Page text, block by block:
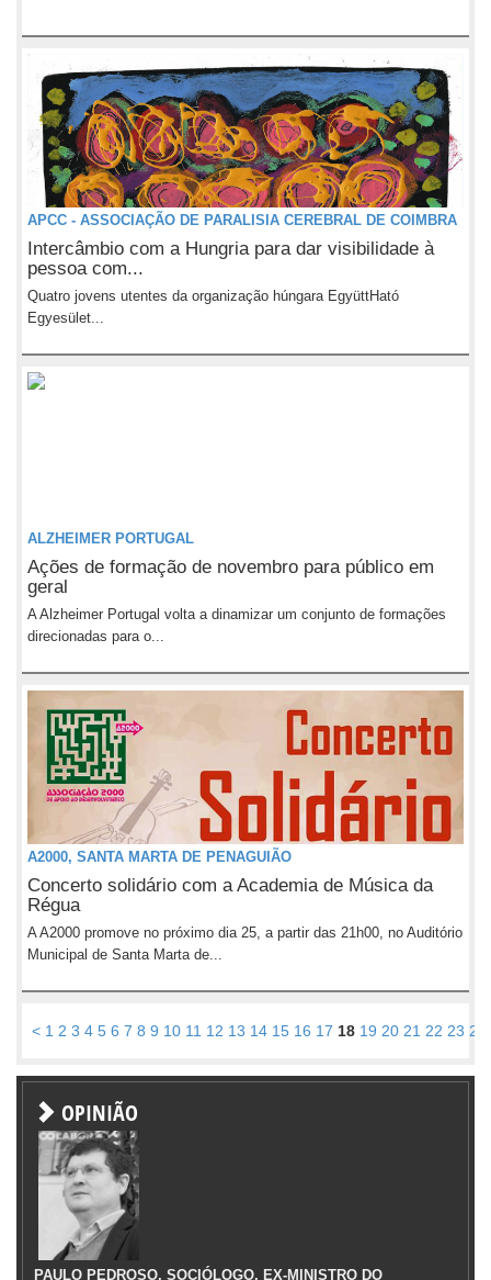
APCC - ASSOCIAÇÃO DE PARALISIA CEREBRAL DE COIMBRA
Intercâmbio com a Hungria para dar visibilidade à
pessoa com...
Quatro jovens utentes da organização húngara EgyüttHató
Egyesület...
ALZHEIMER PORTUGAL
Ações de formação de novembro para público em
geral
A Alzheimer Portugal volta a dinamizar um conjunto de formações
direcionadas para o...
A2000, SANTA MARTA DE PENAGUIÃO
Concerto solidário com a Academia de Música da
Régua
A A2000 promove no próximo dia 25, a partir das 21h00, no Auditório
Municipal de Santa Marta de...
< 1 2 3 4 5 6 7 8 9 10 11 12 13 14 15 16 17 18 19 20 21 22 23 24
OPINIÃO
PAULO PEDROSO, SOCIÓLOGO, EX-MINISTRO DO